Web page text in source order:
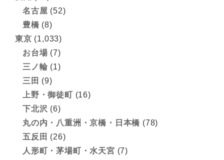
名古屋 (52)
豊橋 (8)
東京 (1,033)
お台場 (7)
三ノ輪 (1)
三田 (9)
上野・御徒町 (16)
下北沢 (6)
丸の内・八重洲・京橋・日本橋 (78)
五反田 (26)
人形町・茅場町・水天宮 (7)